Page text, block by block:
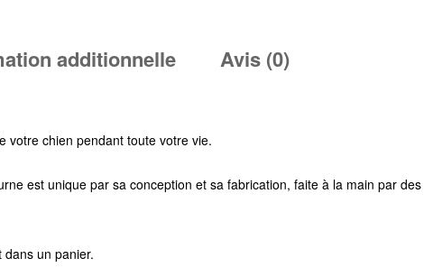
additionnelle Avis (0)
votre chien pendant toute votre vie.
est unique par sa conception et sa fabrication, faite à la main par des
dans un panier.